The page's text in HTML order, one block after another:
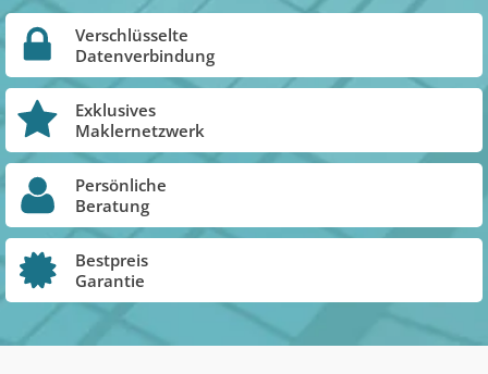
Verschlüsselte
Datenverbindung
Exklusives
Maklernetzwerk
Persönliche
Beratung
Bestpreis
Garantie